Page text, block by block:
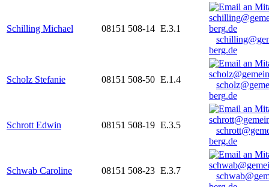
Schilling Michael 08151 508-14 E.3.1
berg.de
Scholz Stefanie 08151 508-50 E.1.4
berg.de
Schrott Edwin 08151 508-19 E.3.5
berg.de
Schwab Caroline 08151 508-23 E.3.7